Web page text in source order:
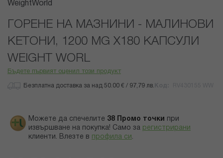
Преминете
началото
галерия
със
снимки
WeightWorld
ГОРЕНЕ НА МАЗНИНИ - МАЛИНОВИ
КЕТОНИ, 1200 MG Х180 КАПСУЛИ
WEIGHT WORL
Бъдете първият оценил този продукт
Безплатна доставка за над 50.00 € / 97,79 лв.
Можете да спечелите 38 Промо точки
при
извършване на покупка! Само за регистрирани
клиенти. Влезте в профила си .